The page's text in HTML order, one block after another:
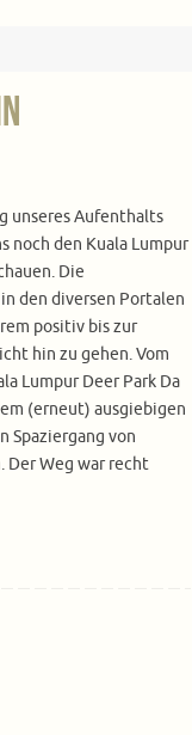
unseres Aufenthalts
noch den Kuala Lumpur
Die
den diversen Portalen
positiv bis zur
hin zu gehen. Vom
Lumpur Deer Park Da
(erneut) ausgiebigen
Spaziergang von
Der Weg war recht